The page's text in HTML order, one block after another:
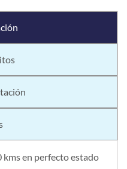
kms en perfecto estado